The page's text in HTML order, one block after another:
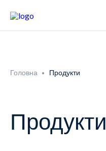
Новини
Головна Продукти
Продукти